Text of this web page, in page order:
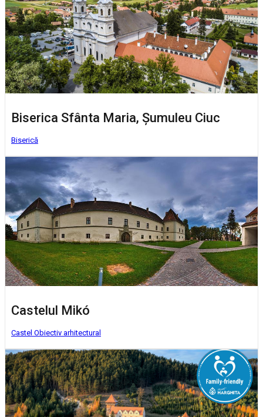
Biserica Sfânta Maria, Șumuleu Ciuc
Biserică
Castelul Mikó
Castel Obiectiv arhitectural